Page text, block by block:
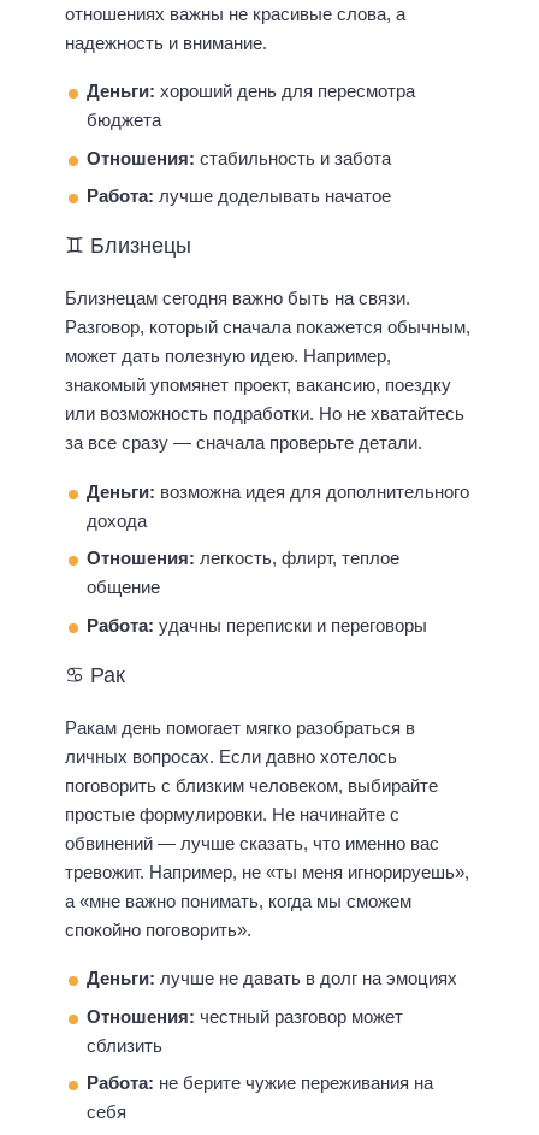
отношениях важны не красивые слова, а
надежность и внимание.
Деньги: хороший день для пересмотра
бюджета
Отношения: стабильность и забота
Работа: лучше доделывать начатое
♊ Близнецы
Близнецам сегодня важно быть на связи.
Разговор, который сначала покажется обычным,
может дать полезную идею. Например,
знакомый упомянет проект, вакансию, поездку
или возможность подработки. Но не хватайтесь
за все сразу — сначала проверьте детали.
Деньги: возможна идея для дополнительного
дохода
Отношения: легкость, флирт, теплое
общение
Работа: удачны переписки и переговоры
♋ Рак
Ракам день помогает мягко разобраться в
личных вопросах. Если давно хотелось
поговорить с близким человеком, выбирайте
простые формулировки. Не начинайте с
обвинений — лучше сказать, что именно вас
тревожит. Например, не «ты меня игнорируешь»,
а «мне важно понимать, когда мы сможем
спокойно поговорить».
Деньги: лучше не давать в долг на эмоциях
Отношения: честный разговор может
сблизить
Работа: не берите чужие переживания на
себя